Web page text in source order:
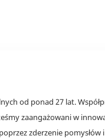
od ponad 27 lat.
zaangażowani w
zderzenie pomysłów